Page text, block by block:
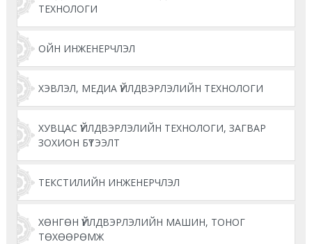
ТЕХНОЛОГИ
ОЙН ИНЖЕНЕРЧЛЭЛ
ХЭВЛЭЛ, МЕДИА ҮЙЛДВЭРЛЭЛИЙН ТЕХНОЛОГИ
ХУВЦАС ҮЙЛДВЭРЛЭЛИЙН ТЕХНОЛОГИ, ЗАГВАР
ЗОХИОН БҮТЭЭЛТ
ТЕКСТИЛИЙН ИНЖЕНЕРЧЛЭЛ
ХӨНГӨН ҮЙЛДВЭРЛЭЛИЙН МАШИН, ТОНОГ
ТӨХӨӨРӨМЖ